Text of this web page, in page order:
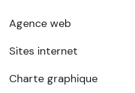
Agence web
Sites internet
Charte graphique